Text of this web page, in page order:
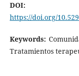
DOI:
https://doi.org/
Keywords:
Tratamientos